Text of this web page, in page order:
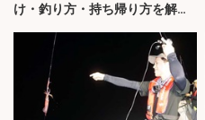
け・釣り方・持ち帰り方を解